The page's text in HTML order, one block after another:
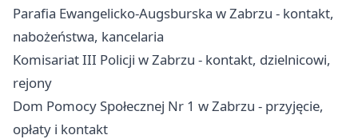
Parafia Ewangelicko-Augsburska w Zabrzu - kontakt,
nabożeństwa, kancelaria
Komisariat III Policji w Zabrzu - kontakt, dzielnicowi,
rejony
Dom Pomocy Społecznej Nr 1 w Zabrzu - przyjęcie,
opłaty i kontakt